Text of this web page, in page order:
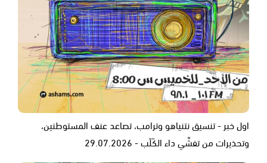
اول خبر - تنسيق نتنياهو وترامب، تصاعد عنف المستوطنين،
وتحذيرات من تفشّي داء الكَلَب - 29.07.2026